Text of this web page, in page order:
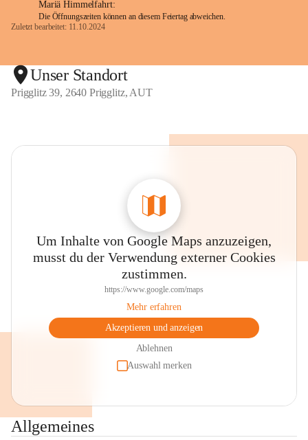
Mariä Himmelfahrt:
Die Öffnungszeiten können an diesem Feiertag abweichen.
Zuletzt bearbeitet: 11.10.2024
Unser Standort
Prigglitz 39, 2640 Prigglitz, AUT
Um Inhalte von Google Maps anzuzeigen,
musst du der Verwendung externer Cookies
zustimmen.
https://www.google.com/maps
Mehr erfahren
Akzeptieren und anzeigen
Ablehnen
Auswahl merken
Allgemeines